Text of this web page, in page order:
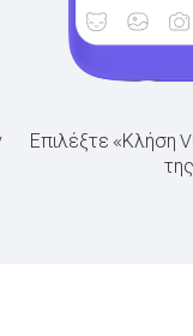
Επιλέξτε «Κλήση